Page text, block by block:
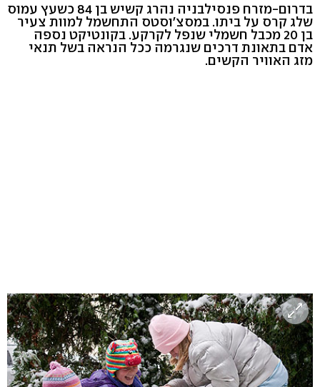
בדרום-מזרח פנסילבניה נהרג קשיש בן 84 כשעץ עמוס
שלג קרס על ביתו. במסצ'וסטס התחשמל למוות צעיר
בן 20 מכבל חשמלי שנפל לקרקע. בקונטיקט נספה
אדם בתאונת דרכים שנגרמה ככל הנראה בשל תנאי
מזג האוויר הקשים.